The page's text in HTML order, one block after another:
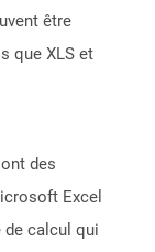
être
que XLS et
des
Excel
calcul qui